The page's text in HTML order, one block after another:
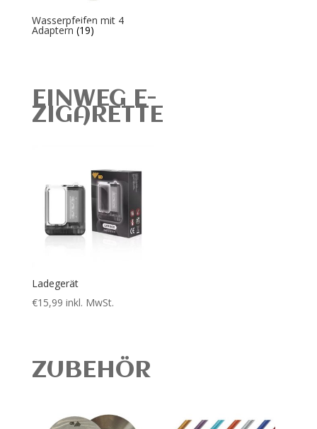
Wasserpfeifen mit 4
Adaptern (19)
EINWEG E-
ZIGARETTE
Ladegerät
€15,99 inkl. MwSt.
ZUBEHÖR